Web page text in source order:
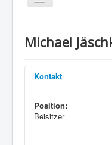
an/aus
• NEWS
• UNSER VEREIN
• VORSTAND
• UNSERE
Michael
Kontakt
Position:
Beisitzer